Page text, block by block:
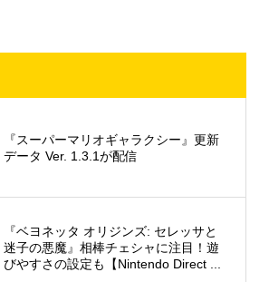
『スーパーマリオギャラクシー』更新
データ Ver. 1.3.1が配信
『ベヨネッタ オリジンズ: セレッサと
迷子の悪魔』相棒チェシャに注目！遊
びやすさの設定も【Nintendo Direct ...